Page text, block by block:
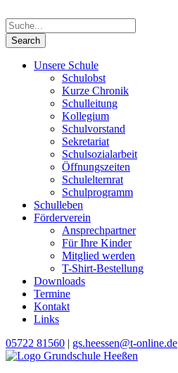
Unsere Schule
Schulobst
Kurze Chronik
Schulleitung
Kollegium
Schulvorstand
Sekretariat
Schulsozialarbeit
Öffnungszeiten
Schulelternrat
Schulprogramm
Schulleben
Förderverein
Ansprechpartner
Für Ihre Kinder
Mitglied werden
T-Shirt-Bestellung
Downloads
Termine
Kontakt
Links
05722 81560 | gs.heessen@t-online.de